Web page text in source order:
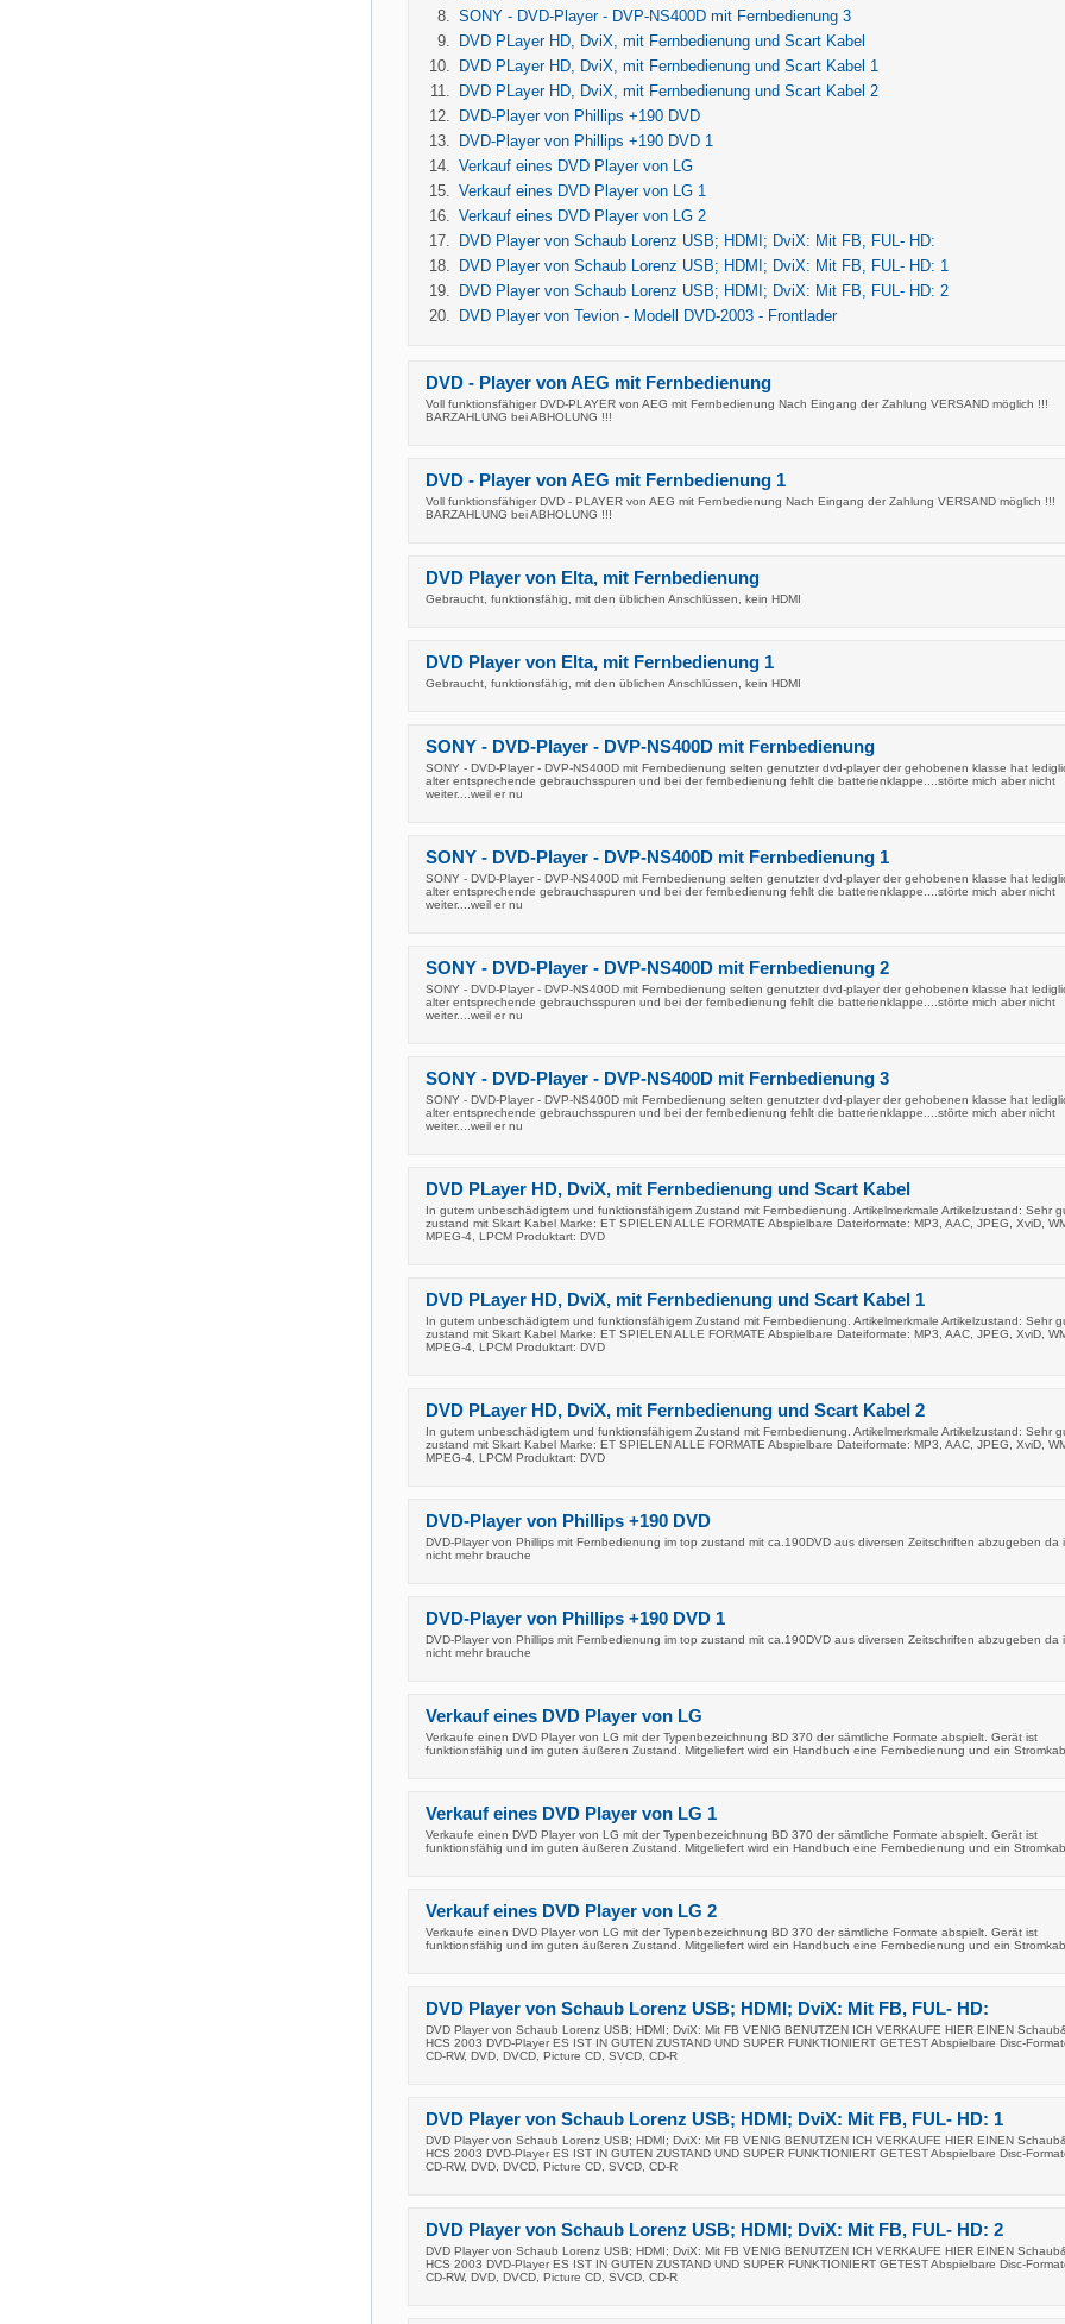
SONY - DVD-Player - DVP-NS400D mit Fernbedienung 3
DVD PLayer HD, DviX, mit Fernbedienung und Scart Kabel
DVD PLayer HD, DviX, mit Fernbedienung und Scart Kabel 1
DVD PLayer HD, DviX, mit Fernbedienung und Scart Kabel 2
DVD-Player von Phillips +190 DVD
DVD-Player von Phillips +190 DVD 1
Verkauf eines DVD Player von LG
Verkauf eines DVD Player von LG 1
Verkauf eines DVD Player von LG 2
DVD Player von Schaub Lorenz USB; HDMI; DviX: Mit FB, FUL- HD:
DVD Player von Schaub Lorenz USB; HDMI; DviX: Mit FB, FUL- HD: 1
DVD Player von Schaub Lorenz USB; HDMI; DviX: Mit FB, FUL- HD: 2
DVD Player von Tevion - Modell DVD-2003 - Frontlader
DVD - Player von AEG mit Fernbedienung
Voll funktionsfähiger DVD-PLAYER von AEG mit Fernbedienung Nach Eingang der Zahlung VERSAND möglich !!!
BARZAHLUNG bei ABHOLUNG !!!
DVD - Player von AEG mit Fernbedienung 1
Voll funktionsfähiger DVD - PLAYER von AEG mit Fernbedienung Nach Eingang der Zahlung VERSAND möglich !!!
BARZAHLUNG bei ABHOLUNG !!!
DVD Player von Elta, mit Fernbedienung
Gebraucht, funktionsfähig, mit den üblichen Anschlüssen, kein HDMI
DVD Player von Elta, mit Fernbedienung 1
Gebraucht, funktionsfähig, mit den üblichen Anschlüssen, kein HDMI
SONY - DVD-Player - DVP-NS400D mit Fernbedienung
SONY - DVD-Player - DVP-NS400D mit Fernbedienung selten genutzter dvd-player der gehobenen klasse hat
alter entsprechende gebrauchsspuren und bei der fernbedienung fehlt die batterienklappe....störte mich aber nicht
weiter....weil er nu
SONY - DVD-Player - DVP-NS400D mit Fernbedienung 1
SONY - DVD-Player - DVP-NS400D mit Fernbedienung selten genutzter dvd-player der gehobenen klasse hat
alter entsprechende gebrauchsspuren und bei der fernbedienung fehlt die batterienklappe....störte mich aber nicht
weiter....weil er nu
SONY - DVD-Player - DVP-NS400D mit Fernbedienung 2
SONY - DVD-Player - DVP-NS400D mit Fernbedienung selten genutzter dvd-player der gehobenen klasse hat
alter entsprechende gebrauchsspuren und bei der fernbedienung fehlt die batterienklappe....störte mich aber nicht
weiter....weil er nu
SONY - DVD-Player - DVP-NS400D mit Fernbedienung 3
SONY - DVD-Player - DVP-NS400D mit Fernbedienung selten genutzter dvd-player der gehobenen klasse hat
alter entsprechende gebrauchsspuren und bei der fernbedienung fehlt die batterienklappe....störte mich aber nicht
weiter....weil er nu
DVD PLayer HD, DviX, mit Fernbedienung und Scart Kabel
In gutem unbeschädigtem und funktionsfähigem Zustand mit Fernbedienung. Artikelmerkmale Artikelzustand: Sehr
zustand mit Skart Kabel Marke: ET SPIELEN ALLE FORMATE Abspielbare Dateiformate: MP3, AAC, JPEG, XviD,
MPEG-4, LPCM Produktart: DVD
DVD PLayer HD, DviX, mit Fernbedienung und Scart Kabel 1
In gutem unbeschädigtem und funktionsfähigem Zustand mit Fernbedienung. Artikelmerkmale Artikelzustand: Sehr
zustand mit Skart Kabel Marke: ET SPIELEN ALLE FORMATE Abspielbare Dateiformate: MP3, AAC, JPEG, XviD,
MPEG-4, LPCM Produktart: DVD
DVD PLayer HD, DviX, mit Fernbedienung und Scart Kabel 2
In gutem unbeschädigtem und funktionsfähigem Zustand mit Fernbedienung. Artikelmerkmale Artikelzustand: Sehr
zustand mit Skart Kabel Marke: ET SPIELEN ALLE FORMATE Abspielbare Dateiformate: MP3, AAC, JPEG, XviD,
MPEG-4, LPCM Produktart: DVD
DVD-Player von Phillips +190 DVD
DVD-Player von Phillips mit Fernbedienung im top zustand mit ca.190DVD aus diversen Zeitschriften abzugeben da
nicht mehr brauche
DVD-Player von Phillips +190 DVD 1
DVD-Player von Phillips mit Fernbedienung im top zustand mit ca.190DVD aus diversen Zeitschriften abzugeben da
nicht mehr brauche
Verkauf eines DVD Player von LG
Verkaufe einen DVD Player von LG mit der Typenbezeichnung BD 370 der sämtliche Formate abspielt. Gerät ist
funktionsfähig und im guten äußeren Zustand. Mitgeliefert wird ein Handbuch eine Fernbedienung und ein
Verkauf eines DVD Player von LG 1
Verkaufe einen DVD Player von LG mit der Typenbezeichnung BD 370 der sämtliche Formate abspielt. Gerät ist
funktionsfähig und im guten äußeren Zustand. Mitgeliefert wird ein Handbuch eine Fernbedienung und ein
Verkauf eines DVD Player von LG 2
Verkaufe einen DVD Player von LG mit der Typenbezeichnung BD 370 der sämtliche Formate abspielt. Gerät ist
funktionsfähig und im guten äußeren Zustand. Mitgeliefert wird ein Handbuch eine Fernbedienung und ein
DVD Player von Schaub Lorenz USB; HDMI; DviX: Mit FB, FUL- HD:
DVD Player von Schaub Lorenz USB; HDMI; DviX: Mit FB VENIG BENUTZEN ICH VERKAUFE HIER EINEN
HCS 2003 DVD-Player ES IST IN GUTEN ZUSTAND UND SUPER FUNKTIONIERT GETEST Abspielbare Disc-
CD-RW, DVD, DVCD, Picture CD, SVCD, CD-R
DVD Player von Schaub Lorenz USB; HDMI; DviX: Mit FB, FUL- HD: 1
DVD Player von Schaub Lorenz USB; HDMI; DviX: Mit FB VENIG BENUTZEN ICH VERKAUFE HIER EINEN
HCS 2003 DVD-Player ES IST IN GUTEN ZUSTAND UND SUPER FUNKTIONIERT GETEST Abspielbare Disc-
CD-RW, DVD, DVCD, Picture CD, SVCD, CD-R
DVD Player von Schaub Lorenz USB; HDMI; DviX: Mit FB, FUL- HD: 2
DVD Player von Schaub Lorenz USB; HDMI; DviX: Mit FB VENIG BENUTZEN ICH VERKAUFE HIER EINEN
HCS 2003 DVD-Player ES IST IN GUTEN ZUSTAND UND SUPER FUNKTIONIERT GETEST Abspielbare Disc-
CD-RW, DVD, DVCD, Picture CD, SVCD, CD-R